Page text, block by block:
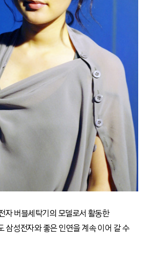
자 버블세탁기의 모델로서 활동한
삼성전자와 좋은 인연을 계속 이어 갈 수